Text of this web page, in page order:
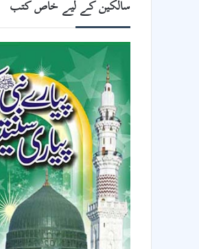
سالکین کے لیے خاص کتب